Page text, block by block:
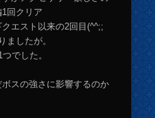
回クリア
エスト以来の2回目(^^;;
ましたが。
でした。
スの強さに影響するのか